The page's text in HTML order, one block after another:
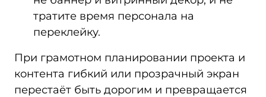
тратите время персонала на
переклейку.
При грамотном планировании проекта и
контента гибкий или прозрачный экран
перестаёт быть дорогим и превращается